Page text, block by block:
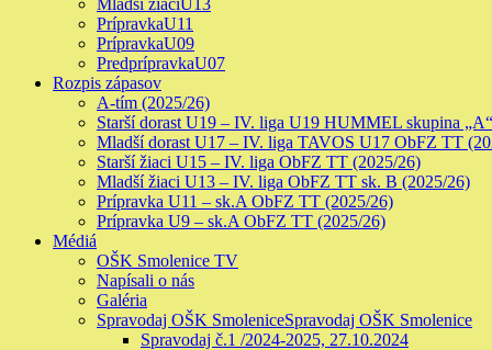
Mladší žiaciU13
PrípravkaU11
PrípravkaU09
PredprípravkaU07
Rozpis zápasov
A-tím (2025/26)
Starší dorast U19 – IV. liga U19 HUMMEL skupina
Mladší dorast U17 – IV. liga TAVOS U17 ObFZ TT
Starší žiaci U15 – IV. liga ObFZ TT (2025/26)
Mladší žiaci U13 – IV. liga ObFZ TT sk. B (2025/26)
Prípravka U11 – sk.A ObFZ TT (2025/26)
Prípravka U9 – sk.A ObFZ TT (2025/26)
Médiá
OŠK Smolenice TV
Napísali o nás
Galéria
Spravodaj OŠK SmoleniceSpravodaj OŠK Smolenice
Spravodaj č.1 /2024-2025, 27.10.2024